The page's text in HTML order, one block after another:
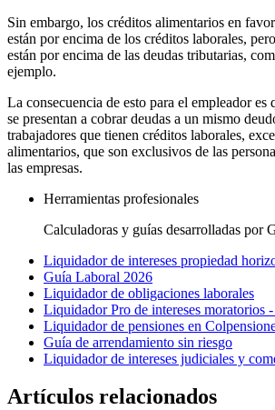
Sin embargo, los créditos alimentarios en
están por encima de los créditos laborales,
están por encima de las deudas tributarias,
ejemplo.
La consecuencia de esto para el empleador es
se presentan a cobrar deudas a un mismo
trabajadores que tienen créditos laborales,
alimentarios, que son exclusivos de las
las empresas.
Herramientas profesionales
Calculadoras y guías desarrolladas por
Liquidador de intereses propiedad
Guía Laboral 2026
Liquidador de obligaciones laborales
Liquidador Pro de intereses moratorios
Liquidador de pensiones en
Guía de arrendamiento sin riesgo
Liquidador de intereses judiciales y
Artículos relacionados